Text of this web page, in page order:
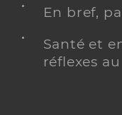
En bref,
Santé et
réflexes